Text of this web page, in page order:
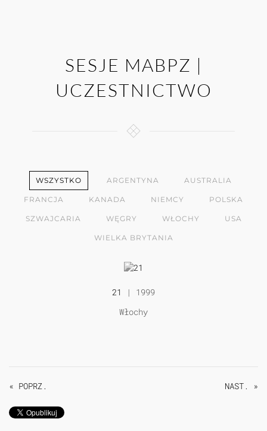
SESJE MABPZ |
UCZESTNICTWO
WSZYSTKO ARGENTYNA AUSTRALIA
FRANCJA KANADA NIEMCY POLSKA
SZWAJCARIA WĘGRY WŁOCHY USA
WIELKA BRYTANIA
21
| 1999
Włochy
« POPRZ. NAST. »